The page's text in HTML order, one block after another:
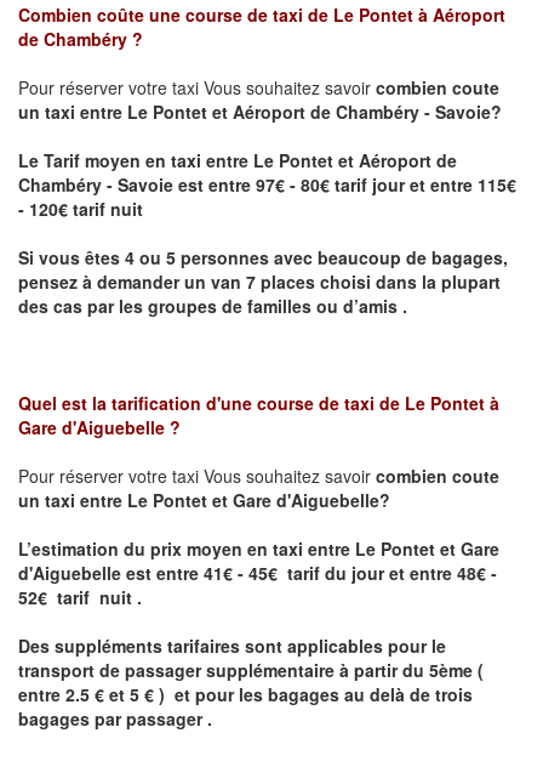
Combien coûte une course de taxi de Le Pontet à Aéroport
de Chambéry ?
Pour réserver votre taxi Vous souhaitez savoir combien coute
un taxi entre Le Pontet et Aéroport de Chambéry - Savoie?
Le Tarif moyen en taxi entre Le Pontet et Aéroport de
Chambéry - Savoie est entre 97€ - 80€ tarif jour et entre 115€
- 120€ tarif nuit
Si vous êtes 4 ou 5 personnes avec beaucoup de bagages,
pensez à demander un van 7 places choisi dans la plupart
des cas par les groupes de familles ou d’amis .
Quel est la tarification d'une course de taxi de Le Pontet à
Gare d'Aiguebelle ?
Pour réserver votre taxi Vous souhaitez savoir combien coute
un taxi entre Le Pontet et Gare d'Aiguebelle?
L’estimation du prix moyen en taxi entre Le Pontet et Gare
d'Aiguebelle est entre 41€ - 45€ tarif du jour et entre 48€ -
52€ tarif nuit .
Des suppléments tarifaires sont applicables pour le
transport de passager supplémentaire à partir du 5ème (
entre 2.5 € et 5 € ) et pour les bagages au delà de trois
bagages par passager .